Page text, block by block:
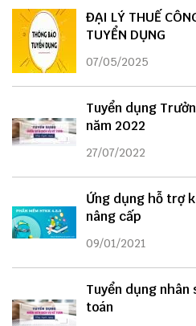
ĐẠI LÝ THUẾ
TUYỂN DỤNG
07/05/2025
Tuyển dụng
năm 2022
27/07/2022
Ứng dụng hỗ trợ
nâng cấp
09/01/2021
Tuyển dụng
toán